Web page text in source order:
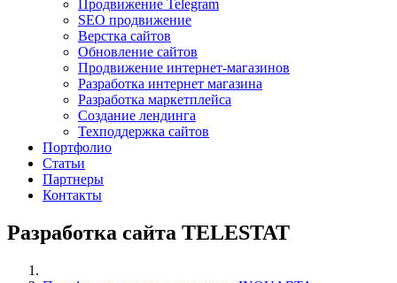
Продвижение Telegram
SEO продвижение
Верстка сайтов
Обновление сайтов
Продвижение интернет-магазинов
Разработка интернет магазина
Разработка маркетплейса
Создание лендинга
Техподдержка сайтов
Портфолио
Статьи
Партнеры
Контакты
Разработка сайта TELESTAT